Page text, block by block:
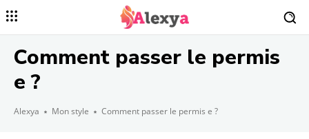
Comment passer le permis
e ?
Alexya Mon style Comment passer le permis e ?